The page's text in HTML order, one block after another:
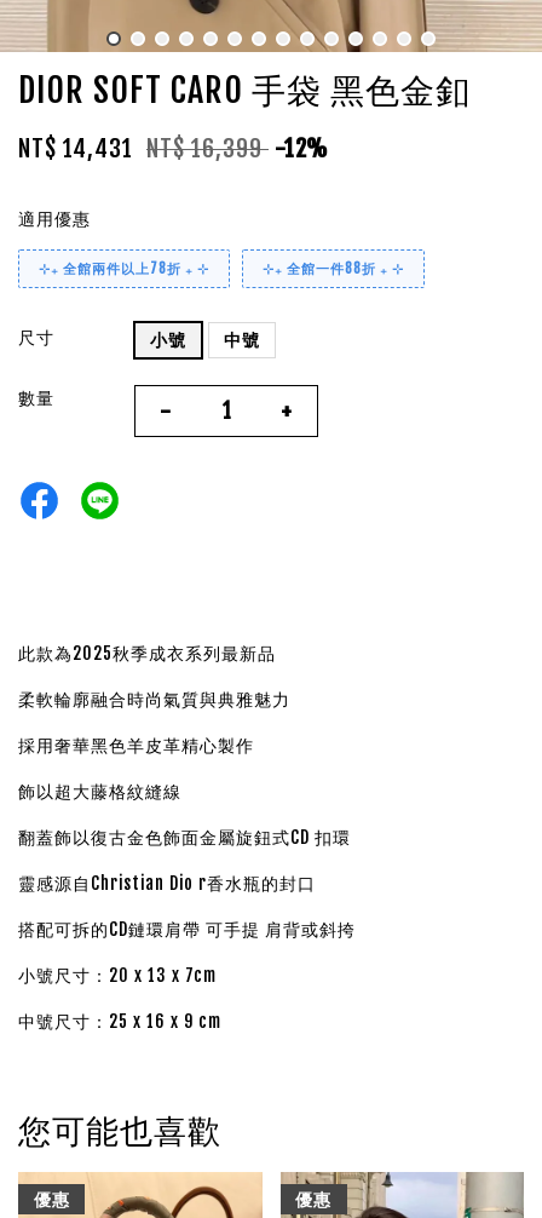
DIOR SOFT CARO 手袋 黑色金釦
NT$ 14,431 NT$ 16,399 -12%
適用優惠
⊹₊ 全館兩件以上78折 ₊ ⊹ ⊹₊ 全館一件88折 ₊ ⊹
尺寸 小號 中號
數量 - +
此款為2025秋季成衣系列最新品
柔軟輪廓融合時尚氣質與典雅魅力
採用奢華黑色羊皮革精心製作
飾以超大藤格紋縫線
翻蓋飾以復古金色飾面金屬旋鈕式CD 扣環
靈感源自Christian Dio r香水瓶的封口
搭配可拆的CD鏈環肩帶 可手提 肩背或斜挎
小號尺寸：20 x 13 x 7cm
中號尺寸：25 x 16 x 9 cm
您可能也喜歡
優惠 優惠